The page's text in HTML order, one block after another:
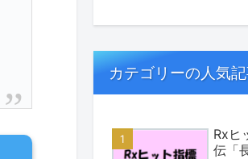
カテゴリーの人気
Rxヒ
伝「